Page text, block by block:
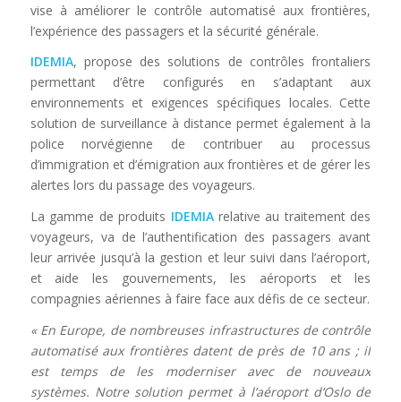
vise à améliorer le contrôle automatisé aux frontières,
l’expérience des passagers et la sécurité générale.
IDEMIA, propose des solutions de contrôles frontaliers
permettant d’être configurés en s’adaptant aux
environnements et exigences spécifiques locales. Cette
solution de surveillance à distance permet également à la
police norvégienne de contribuer au processus
d’immigration et d’émigration aux frontières et de gérer les
alertes lors du passage des voyageurs.
La gamme de produits IDEMIArelative au traitement des
voyageurs, va de l’authentification des passagers avant
leur arrivée jusqu’à la gestion et leur suivi dans l’aéroport,
et aide les gouvernements, les aéroports et les
compagnies aériennes à faire face aux défis de ce secteur.
« En Europe, de nombreuses infrastructures de contrôle
automatisé aux frontières datent de près de 10 ans ; il
est temps de les moderniser avec de nouveaux
systèmes. Notre solution permet à l’aéroport d’Oslo de